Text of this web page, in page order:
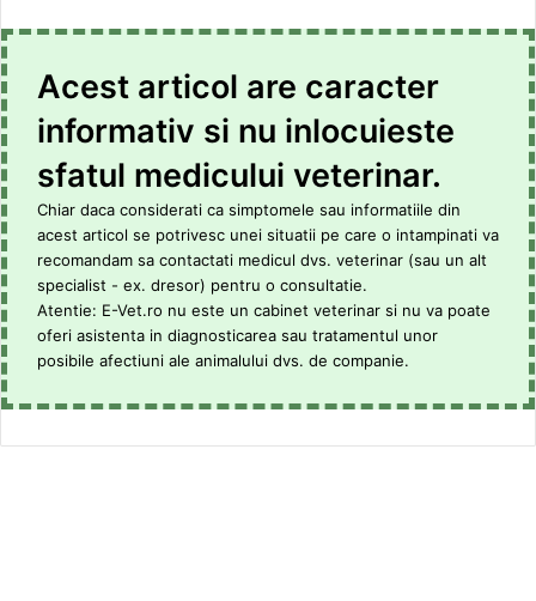
Acest articol are caracter
informativ si nu inlocuieste
sfatul medicului veterinar.
Chiar daca considerati ca simptomele sau informatiile din
acest articol se potrivesc unei situatii pe care o intampinati va
recomandam sa contactati medicul dvs. veterinar (sau un alt
specialist - ex. dresor) pentru o consultatie.
Atentie: E-Vet.ro nu este un cabinet veterinar si nu va poate
oferi asistenta in diagnosticarea sau tratamentul unor
posibile afectiuni ale animalului dvs. de companie.